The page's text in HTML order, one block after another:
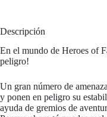
Descripción
En el mundo de Heroes of
peligro!
Un gran número de
y ponen en peligro su
ayuda de gremios de